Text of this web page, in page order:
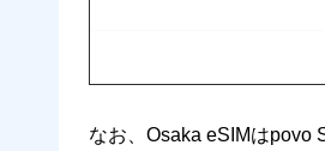
なお、Osaka eSIMはpovo